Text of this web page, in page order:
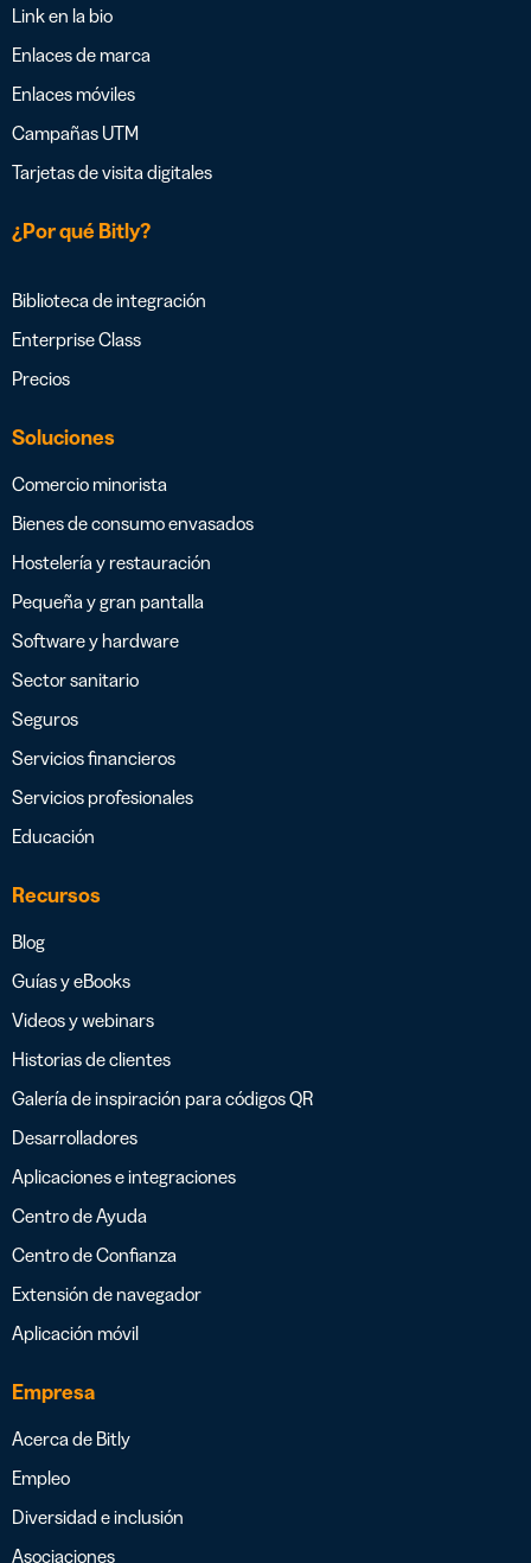
Link en la bio
Enlaces de marca
Enlaces móviles
Campañas UTM
Tarjetas de visita digitales
¿Por qué Bitly?
Biblioteca de integración
Enterprise Class
Precios
Soluciones
Comercio minorista
Bienes de consumo envasados
Hostelería y restauración
Pequeña y gran pantalla
Software y hardware
Sector sanitario
Seguros
Servicios financieros
Servicios profesionales
Educación
Recursos
Blog
Guías y eBooks
Videos y webinars
Historias de clientes
Galería de inspiración para códigos QR
Desarrolladores
Aplicaciones e integraciones
Centro de Ayuda
Centro de Confianza
Extensión de navegador
Aplicación móvil
Empresa
Acerca de Bitly
Empleo
Diversidad e inclusión
Asociaciones